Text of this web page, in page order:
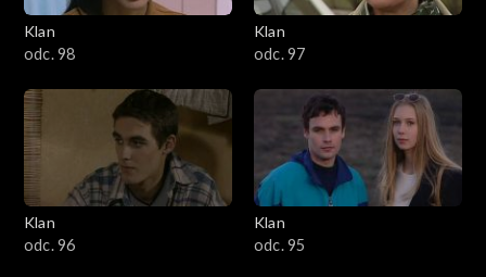
4101–4200
3901–4000
3801–3900
3701–3800
Klan
odc. 98
Klan
odc. 97
Klan
odc. 96
Klan
odc. 95